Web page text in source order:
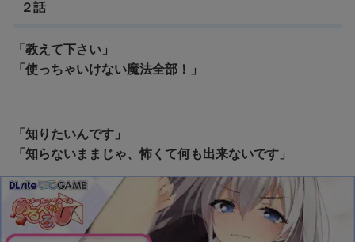
２話
「教えて下さい」
「使っちゃいけない魔法全部！」
「知りたいんです」
「知らないままじゃ、怖くて何も出来ないです」